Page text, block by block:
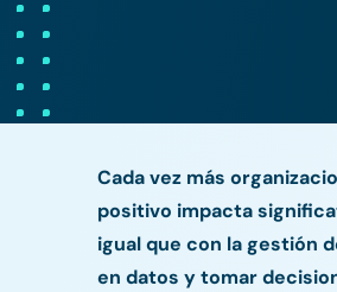
Cada vez más
positivo impacta
igual que con la gestión
en datos y tomar